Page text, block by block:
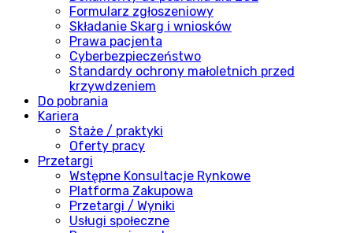
Formularz zgłoszeniowy
Składanie Skarg i wniosków
Prawa pacjenta
Cyberbezpieczeństwo
Standardy ochrony małoletnich przed
krzywdzeniem
Do pobrania
Kariera
Staże / praktyki
Oferty pracy
Przetargi
Wstępne Konsultacje Rynkowe
Platforma Zakupowa
Przetargi / Wyniki
Usługi społeczne